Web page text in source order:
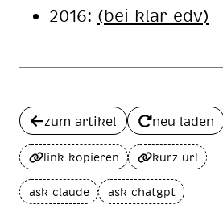
2016: (bei klar edv)
zum artikel neu laden
link kopieren kurz url
ask claude ask chatgpt